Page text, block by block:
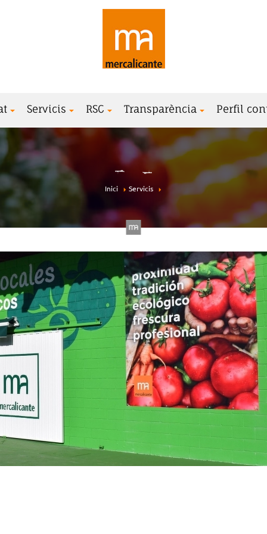
Servicis RSC Transparència Perfil
Inici Servicis